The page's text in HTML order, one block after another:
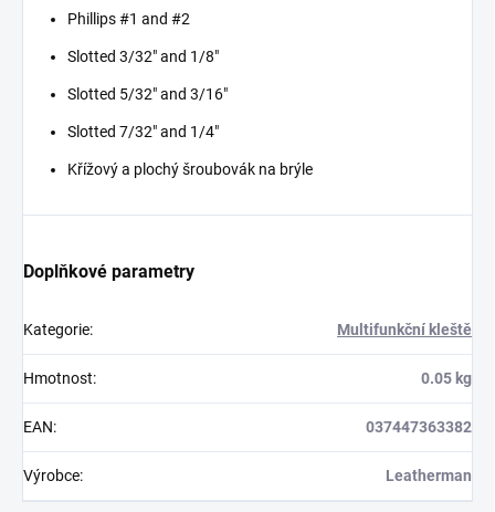
Phillips #1 and #2
Slotted 3/32" and 1/8"
Slotted 5/32" and 3/16"
Slotted 7/32" and 1/4"
Křížový a plochý šroubovák na brýle
Doplňkové parametry
Kategorie: Multifunkční kleště
Hmotnost: 0.05 kg
EAN: 037447363382
Výrobce: Leatherman